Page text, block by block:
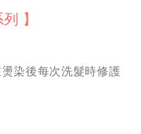
】
染後每次洗髮時修護